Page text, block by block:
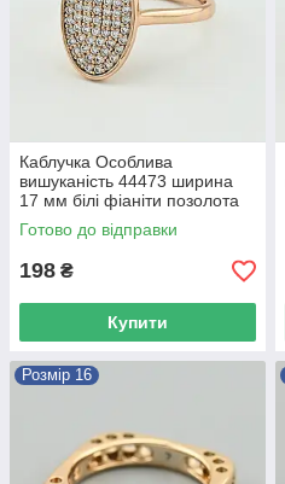
Каблучка Особлива
вишуканість 44473 ширина
17 мм білі фіаніти позолота
18К 16
Готово до відправки
198 ₴
Купити
Розмір 16